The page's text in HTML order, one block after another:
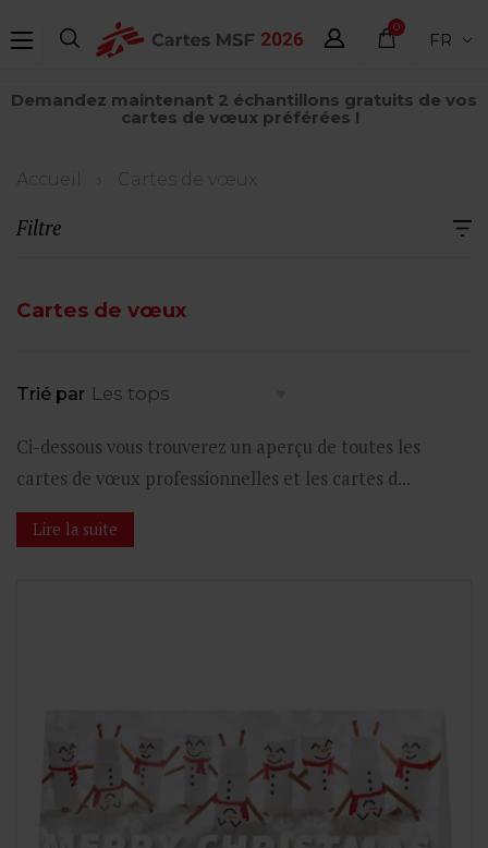
au
principal
Demandez maintenant 2 échantillons gratuits de vos
cartes de vœux préférées !
0
élémentFR
Fil
Accueil Cartes de vœux
Filtre
Cartes de vœux
Trié par
Ci-dessous vous trouverez un aperçu de toutes les
cartes de vœux professionnelles et les cartes d...
Lire la suite